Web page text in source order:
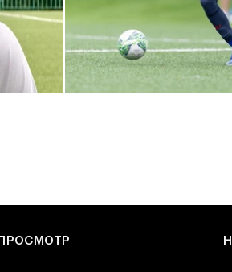
ЮФЛ: Армейцы приняли